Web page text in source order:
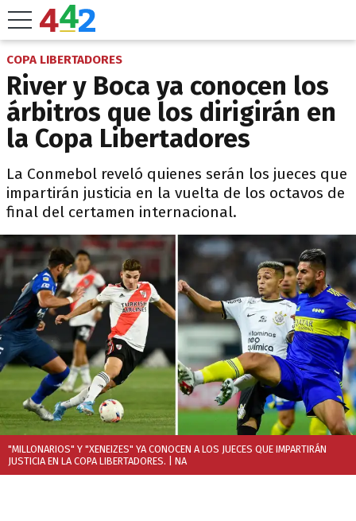
COPA LIBERTADORES
River y Boca ya conocen los
árbitros que los dirigirán en
la Copa Libertadores
La Conmebol reveló quienes serán los jueces que
impartirán justicia en la vuelta de los octavos de
final del certamen internacional.
"MILLONARIOS" Y "XENEIZES" YA CONOCEN A LOS JUECES QUE IMPARTIRÁN
JUSTICIA EN LA COPA LIBERTADORES. | NA